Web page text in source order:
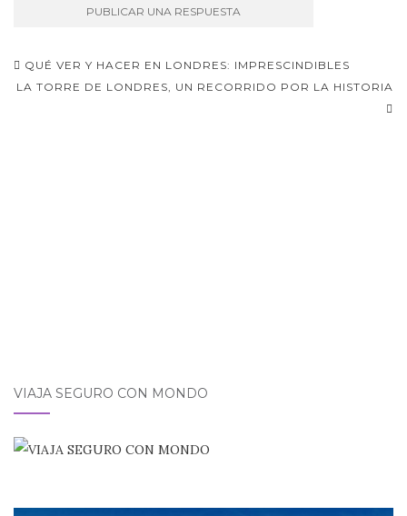
Navegación
de
QUÉ VER Y HACER EN LONDRES: IMPRESCINDIBLES
LA TORRE DE LONDRES, UN RECORRIDO POR LA HISTORIA
VIAJA SEGURO CON MONDO